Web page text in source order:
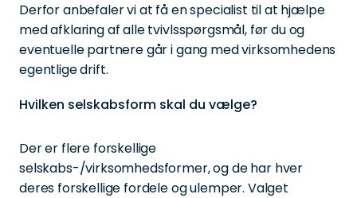
Derfor anbefaler vi at få en specialist til at hjælpe
med afklaring af alle tvivlsspørgsmål, før du og
eventuelle partnere går i gang med virksomhedens
egentlige drift.
Hvilken selskabsform skal du vælge?
Der er flere forskellige
selskabs-/virksomhedsformer, og de har hver
deres forskellige fordele og ulemper. Valget